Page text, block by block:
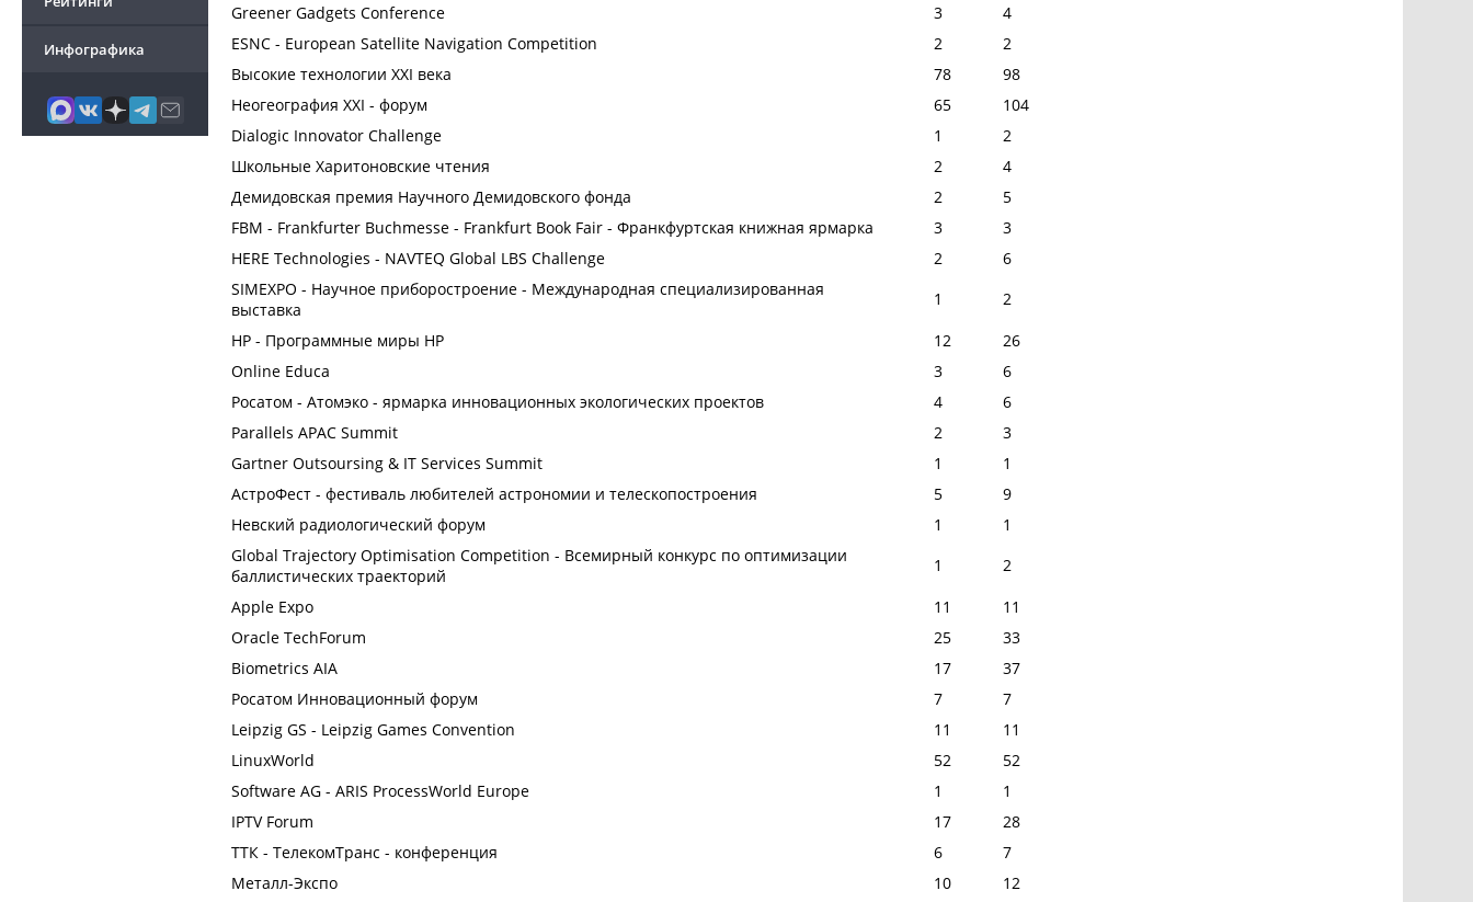
Инфографика
Greener Gadgets Conference
3
4
ESNC - European Satellite Navigation Competition
2
2
Высокие технологии XXI века
78
98
Неогеография XXI - форум
65
104
Dialogic Innovator Challenge
1
2
Школьные Харитоновские чтения
2
4
Демидовская премия Научного Демидовского фонда
2
5
FBM - Frankfurter Buchmesse - Frankfurt Book Fair - Франкфуртская книжная ярмарка
3
3
HERE Technologies - NAVTEQ Global LBS Challenge
2
6
SIМЕХРО - Научное приборостроение - Международная специализированная
выставка
1
2
HP - Программные миры HP
12
26
Online Educa
3
6
Росатом - Атомэко - ярмарка инновационных экологических проектов
4
6
Parallels APAC Summit
2
3
Gartner Outsoursing & IT Services Summit
1
1
АстроФест - фестиваль любителей астрономии и телескопостроения
5
9
Невский радиологический форум
1
1
Global Trajectory Optimisation Competition - Всемирный конкурс по оптимизации
баллистических траекторий
1
2
Apple Expo
11
11
Oracle TechForum
25
33
Biometrics AIA
17
37
Росатом Инновационный форум
7
7
Leipzig GS - Leipzig Games Convention
11
11
LinuxWorld
52
52
Software AG - ARIS ProcessWorld Europe
1
1
IPTV Forum
17
28
ТТК - ТелекомТранс - конференция
6
7
Металл-Экспо
10
12